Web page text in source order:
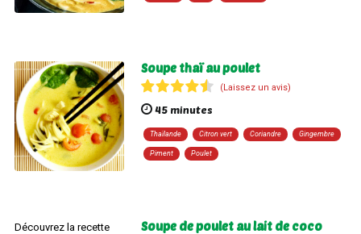
Soupe thaï au poulet
(Laissez un avis)
45 minutes
Thaïlande Citron vert Coriandre Gingembre
Piment Poulet
Découvrez la recette
Soupe de poulet au lait de coco